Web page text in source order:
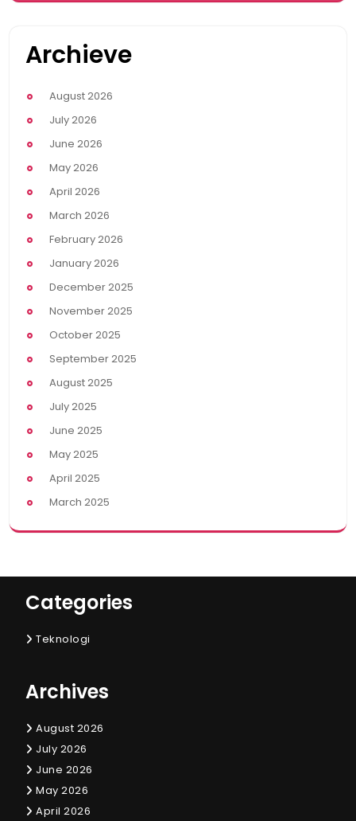
Archieve
August 2026
July 2026
June 2026
May 2026
April 2026
March 2026
February 2026
January 2026
December 2025
November 2025
October 2025
September 2025
August 2025
July 2025
June 2025
May 2025
April 2025
March 2025
Categories
Teknologi
Archives
August 2026
July 2026
June 2026
May 2026
April 2026